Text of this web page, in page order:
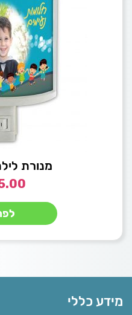
מנורת
מידע כללי